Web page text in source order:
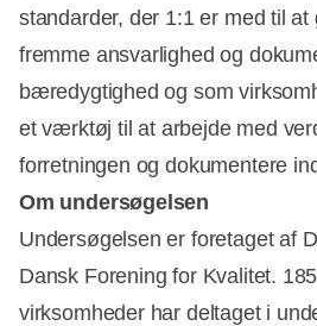
standarder, der 1:1 er med til at
fremme ansvarlighed og
bæredygtighed og som
et værktøj til at arbejde med
forretningen og dokumentere
Om undersøgelsen
Undersøgelsen er foretaget af
Dansk Forening for Kvalitet.
virksomheder har deltaget i